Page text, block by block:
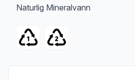
Naturlig Mineralvann